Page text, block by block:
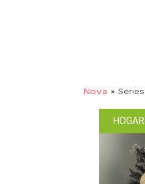
Nova » Series